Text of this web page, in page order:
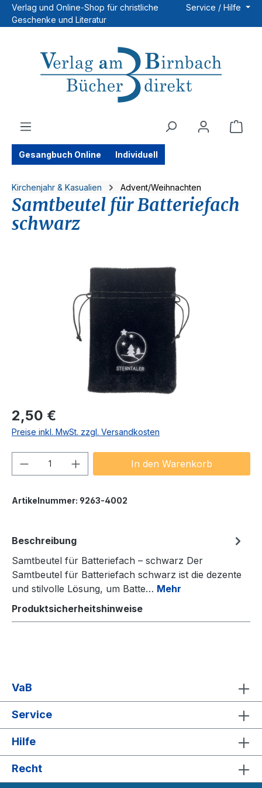
Zum Hauptinhalt springen
Verlag und Online-Shop für christliche
Geschenke und Literatur
Service / Hilfe
Gesangbuch Online Individuell
Kirchenjahr & Kasualien Advent/Weihnachten
Samtbeutel für Batteriefach
schwarz
Bildergalerie überspringen
Regulärer Preis:
2,50 €
Preise inkl. MwSt. zzgl. Versandkosten
Produkt Anzahl: Gib denIn den Warenkorb
Artikelnummer: 9263-4002
Beschreibung
Samtbeutel für Batteriefach – schwarz Der
Samtbeutel für Batteriefach schwarz ist die dezente
und stilvolle Lösung, um Batte… Mehr
Produktsicherheitshinweise
VaB
Service
Hilfe
Recht